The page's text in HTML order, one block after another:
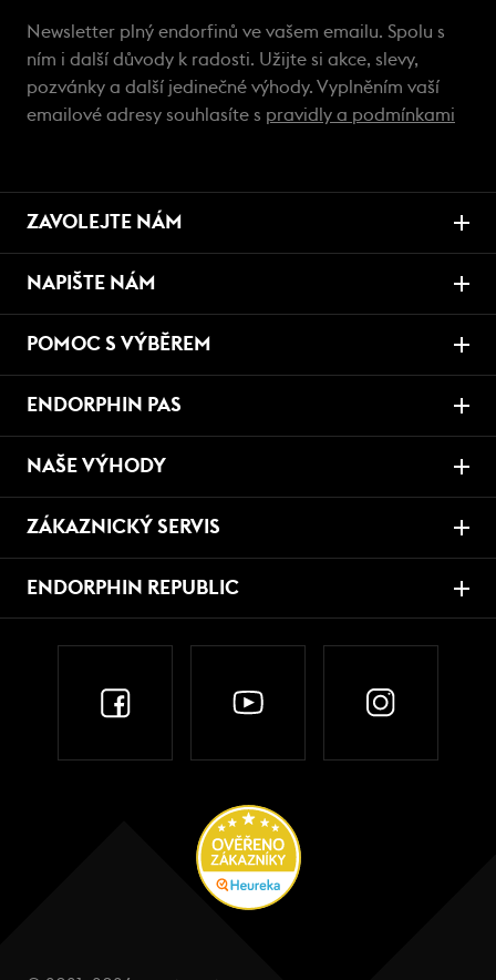
Newsletter plný endorfinů ve vašem emailu. Spolu s
ním i další důvody k radosti. Užijte si akce, slevy,
pozvánky a další jedinečné výhody. Vyplněním vaší
emailové adresy souhlasíte s pravidly a podmínkami
ZAVOLEJTE NÁM
NAPIŠTE NÁM
POMOC S VÝBĚREM
ENDORPHIN PAS
NAŠE VÝHODY
ZÁKAZNICKÝ SERVIS
ENDORPHIN REPUBLIC